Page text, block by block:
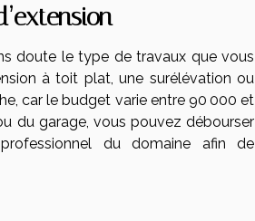
doute le type de travaux que vous
à toit plat, une surélévation ou
car le budget varie entre 90 000 et
du garage, vous pouvez débourser
du domaine afin de